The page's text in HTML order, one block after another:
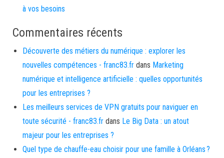
à vos besoins
Commentaires récents
Découverte des métiers du numérique : explorer les
nouvelles compétences - franc83.fr dans Marketing
numérique et intelligence artificielle : quelles opportunités
pour les entreprises ?
Les meilleurs services de VPN gratuits pour naviguer en
toute sécurité - franc83.fr dans Le Big Data : un atout
majeur pour les entreprises ?
Quel type de chauffe-eau choisir pour une famille à Orléans ?